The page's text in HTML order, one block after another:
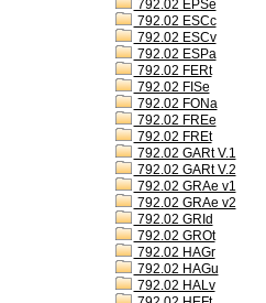
792.02 EPSe
792.02 ESCc
792.02 ESCv
792.02 ESPa
792.02 FERt
792.02 FISe
792.02 FONa
792.02 FREe
792.02 FREt
792.02 GARt V.1
792.02 GARt V.2
792.02 GRAe v1
792.02 GRAe v2
792.02 GRId
792.02 GROt
792.02 HAGr
792.02 HAGu
792.02 HALv